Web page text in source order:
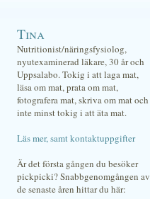
Tina
Nutritionist/näringsfysiolog,
nyutexaminerad läkare, 30 år och
Uppsalabo. Tokig i att laga mat,
läsa om mat, prata om mat,
fotografera mat, skriva om mat och
inte minst tokig i att äta mat.
Läs mer, samt kontaktuppgifter
Är det första gången du besöker
pickpicki? Snabbgenomgången av
de senaste åren hittar du här: